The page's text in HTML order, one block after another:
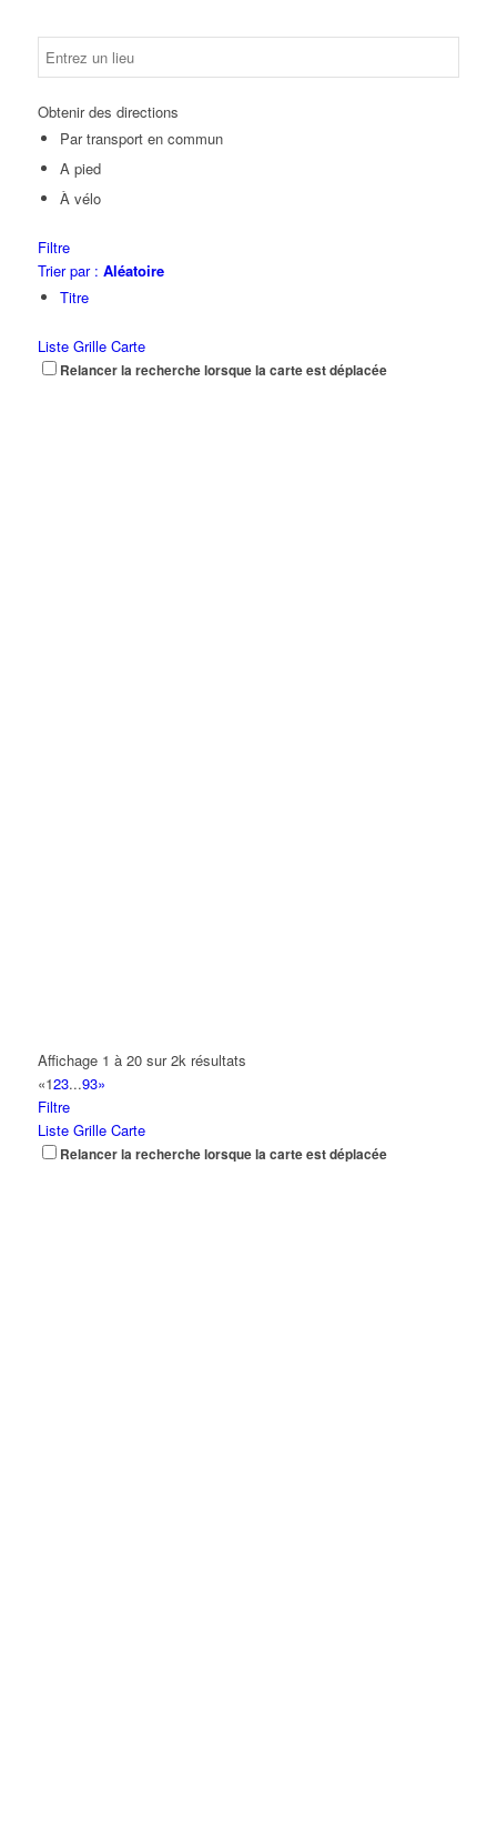
Obtenir des directions
Par transport en commun
A pied
À vélo
Filtre
Trier par : Aléatoire
Titre
Liste Grille Carte
Relancer la recherche lorsque la carte est déplacée
Affichage 1 à 20 sur 2k résultats
«123...93»
Filtre
Liste Grille Carte
Relancer la recherche lorsque la carte est déplacée